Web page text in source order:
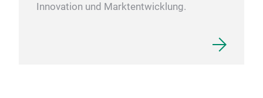
Innovation und Marktentwicklung.